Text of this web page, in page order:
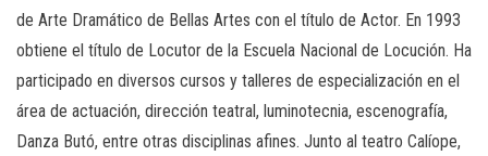
de Arte Dramático de Bellas Artes con el título de Actor. En 1993
obtiene el título de Locutor de la Escuela Nacional de Locución. Ha
participado en diversos cursos y talleres de especialización en el
área de actuación, dirección teatral, luminotecnia, escenografía,
Danza Butó, entre otras disciplinas afines. Junto al teatro Calíope,